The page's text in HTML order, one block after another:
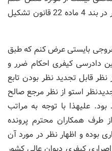
بوده و نه از موارد اصلاح حكم مقرر در بند 4 ماده 22 قانون تشكیل
عروجی بایستی عرض كنم كه طبق
از قانون آئین دادرسی كیفری احكام ضرر و
نظر قابل تجدید نظر بودن تابع
استو از نظر مرجع صالح
علیهذا با توجه به مراتب
طرف همكاران محترم پرونده
بوده و اظهار نظر در مورد آن